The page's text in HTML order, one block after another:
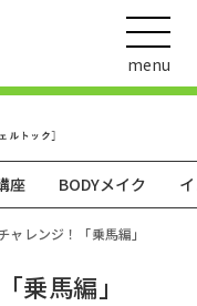
menu
座 BODYメイク
ャレンジ！「乗馬編」
乗馬編」
画